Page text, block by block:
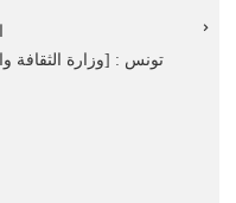
تونس : [وزارة الثقافة